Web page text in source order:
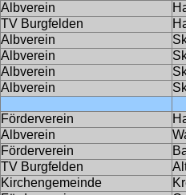
Albverein
TV Burgfelden
Albverein
Albverein
Albverein
Albverein
Förderverein
Albverein
Förderverein
TV Burgfelden
Kirchengemeinde